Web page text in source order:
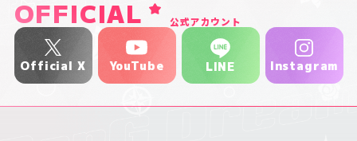
OFFICIAL 公式アカウント
Official X YouTube LINE Instagram